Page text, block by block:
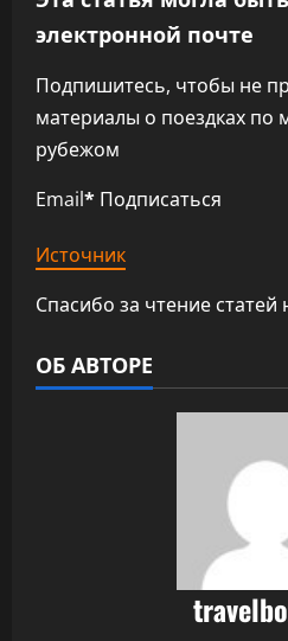
электронной почте
Подпишитесь, чтобы не
материалы о поездках по
рубежом
Email* Подписаться
Источник
Спасибо за чтение
ОБ АВТОРЕ